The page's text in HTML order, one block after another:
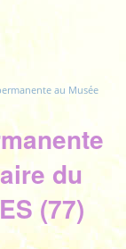
au Musée
du
(77)